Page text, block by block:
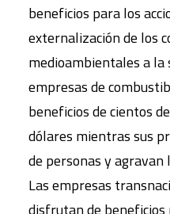
beneficios para los
externalización de los
medioambientales a la
empresas de
beneficios de cientos
dólares mientras sus
de personas y
Las empresas
disfrutan de